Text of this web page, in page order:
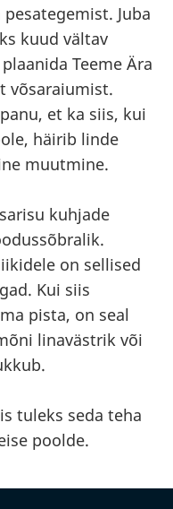
Juba
kuud vältav
Teeme Ära
võsaraiumist.
et ka siis, kui
häirib linde
muutmine.
kuhjade
on sellised
Kui siis
pista, on seal
linavästrik või
tuleks seda teha
poolde.